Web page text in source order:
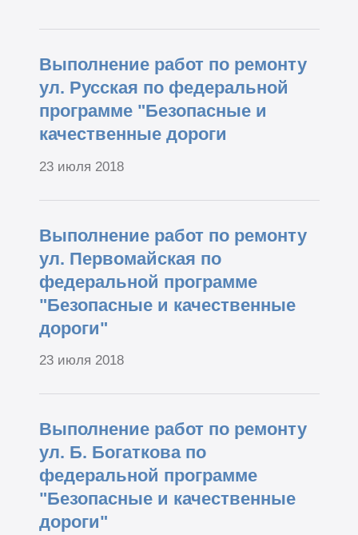
Выполнение работ по ремонту
ул. Русская по федеральной
программе "Безопасные и
качественные дороги
23 июля 2018
Выполнение работ по ремонту
ул. Первомайская по
федеральной программе
"Безопасные и качественные
дороги"
23 июля 2018
Выполнение работ по ремонту
ул. Б. Богаткова по
федеральной программе
"Безопасные и качественные
дороги"